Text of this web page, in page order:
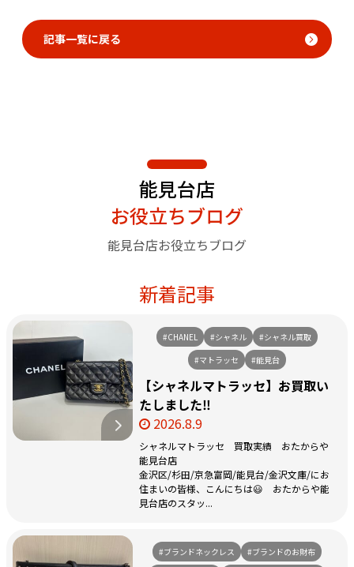
記事一覧に戻る
能見台店
お役立ちブログ
能見台店お役立ちブログ
新着記事
#CHANEL #シャネル
#シャネル買取
#マトラッセ
#能見台
【シャネルマトラッセ】お買取い
たしました‼
2026.8.9
シャネルマトラッセ 買取実績 おたからや
能見台店
金沢区/杉田/京急富岡/能見台/金沢文庫/にお
住まいの皆様、こんにちは😃 おたからや能
見台店のスタッ...
#ブランドネックレス #ブランドのお財布